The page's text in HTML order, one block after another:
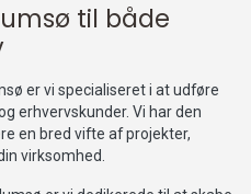
til både
er vi specialiseret i at udføre
erhvervskunder. Vi har den
en bred vifte af projekter,
virksomhed.